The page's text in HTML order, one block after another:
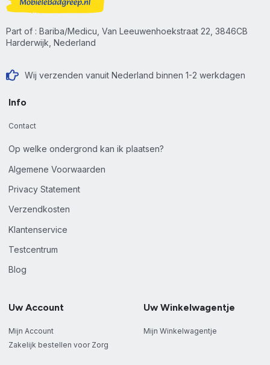
Part of : Bariba/Medicu, Van Leeuwenhoekstraat 22, 3846CB
Harderwijk, Nederland
Wij verzenden vanuit Nederland binnen 1-2 werkdagen
Info
Contact
Op welke ondergrond kan ik plaatsen?
Algemene Voorwaarden
Privacy Statement
Verzendkosten
Klantenservice
Testcentrum
Blog
Uw Account
Mijn Account
Zakelijk bestellen voor Zorg
Uw Winkelwagentje
Mijn Winkelwagentje